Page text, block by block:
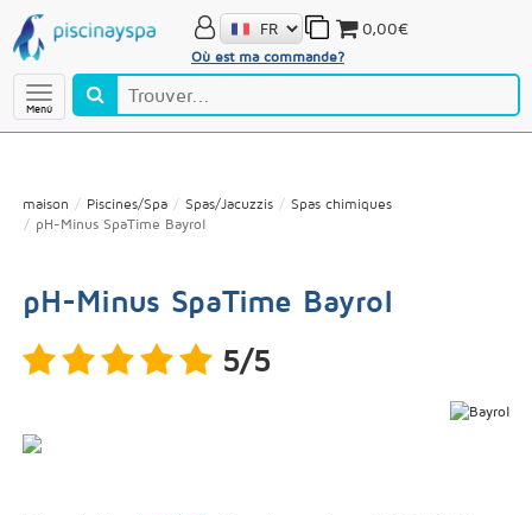
Menú
Où est ma commande?
0,00€
maison Piscines/Spa Spas/Jacuzzis
Spas chimiques
pH-Minus SpaTime Bayrol
pH-Minus SpaTime Bayrol
5/5